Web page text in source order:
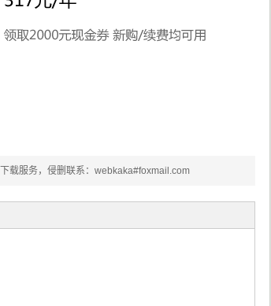
载服务，侵删联系：webkaka#foxmail.com